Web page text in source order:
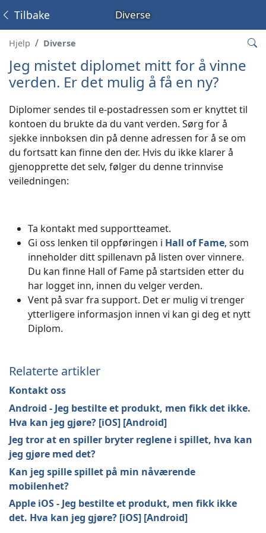
Diverse
Tilbake
Hjelp Diverse
Jeg mistet diplomet mitt for å vinne
verden. Er det mulig å få en ny?
Diplomer sendes til e-postadressen som er knyttet til
kontoen du brukte da du vant verden. Sørg for å
sjekke innboksen din på denne adressen for å se om
du fortsatt kan finne den der. Hvis du ikke klarer å
gjenopprette det selv, følger du denne trinnvise
veiledningen:
Ta kontakt med supportteamet.
Gi oss lenken til oppføringen i Hall of Fame, som
inneholder ditt spillenavn på listen over vinnere.
Du kan finne Hall of Fame på startsiden etter du
har logget inn, innen du velger verden.
Vent på svar fra support. Det er mulig vi trenger
ytterligere informasjon innen vi kan gi deg et nytt
Diplom.
Relaterte artikler
Kontakt oss
Android - Jeg bestilte et produkt, men fikk det ikke.
Hva kan jeg gjøre? [iOS] [Android]
Jeg tror at en spiller bryter reglene i spillet, hva kan
jeg gjøre med det?
Kan jeg spille spillet på min nåværende
mobilenhet?
Apple iOS - Jeg bestilte et produkt, men fikk ikke
det. Hva kan jeg gjøre? [iOS] [Android]